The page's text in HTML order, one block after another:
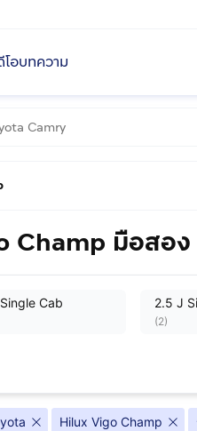
อบทความ
Champ มือสอ
Cab 2.5 J
(2)
Hilux Vigo Champ